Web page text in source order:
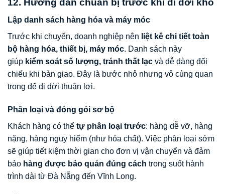
12. Hướng dẫn chuẩn bị trước khi di dời kho
Lập danh sách hàng hóa và máy móc
Trước khi chuyển, doanh nghiệp nên liệt kê chi tiết toàn
bộ hàng hóa, thiết bị, máy móc. Danh sách này
giúp kiểm soát số lượng, tránh thất lạc và dễ dàng đối
chiếu khi bàn giao. Đây là bước nhỏ nhưng vô cùng quan
trọng để di dời thuận lợi.
Phân loại và đóng gói sơ bộ
Khách hàng có thể tự phân loại trước: hàng dễ vỡ, hàng
nặng, hàng nguy hiểm (như hóa chất). Việc phân loại sớm
sẽ giúp tiết kiệm thời gian cho đơn vị vận chuyển và đảm
bảo hàng được bảo quản đúng cách trong suốt hành
trình dài từ Đà Nẵng đến Vĩnh Long.